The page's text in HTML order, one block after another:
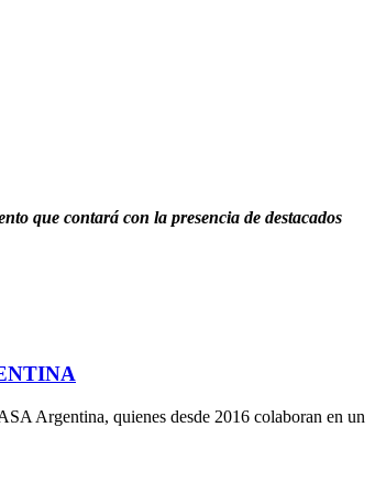
que contará con la presencia de destacados
Argentina, quienes desde 2016 colaboran en un